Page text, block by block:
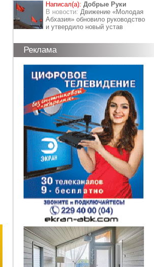
Написал(а): Добрые Руки
В новости: Движение «Молодая
Абхазия» обновило руководство
и утвердило новый устав
Реклама